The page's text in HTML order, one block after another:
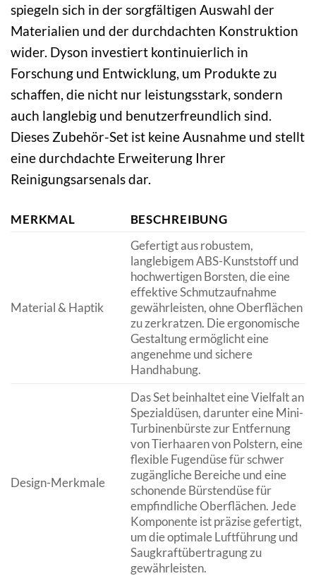
spiegeln sich in der sorgfältigen Auswahl der
Materialien und der durchdachten Konstruktion
wider. Dyson investiert kontinuierlich in
Forschung und Entwicklung, um Produkte zu
schaffen, die nicht nur leistungsstark, sondern
auch langlebig und benutzerfreundlich sind.
Dieses Zubehör-Set ist keine Ausnahme und stellt
eine durchdachte Erweiterung Ihrer
Reinigungsarsenals dar.
MERKMAL BESCHREIBUNG
Material & Haptik
Gefertigt aus robustem,
langlebigem ABS-Kunststoff und
hochwertigen Borsten, die eine
effektive Schmutzaufnahme
gewährleisten, ohne Oberflächen
zu zerkratzen. Die ergonomische
Gestaltung ermöglicht eine
angenehme und sichere
Handhabung.
Design-Merkmale
Das Set beinhaltet eine Vielfalt an
Spezialdüsen, darunter eine Mini-
Turbinenbürste zur Entfernung
von Tierhaaren von Polstern, eine
flexible Fugendüse für schwer
zugängliche Bereiche und eine
schonende Bürstendüse für
empfindliche Oberflächen. Jede
Komponente ist präzise gefertigt,
um die optimale Luftführung und
Saugkraftübertragung zu
gewährleisten.